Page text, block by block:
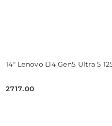
14" Lenovo L14 Gen5 Ultra 5
Cena:
2717.00